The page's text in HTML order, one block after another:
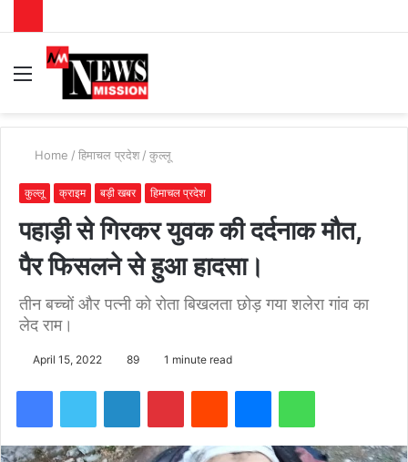
Menu
Home / हिमाचल प्रदेश / कुल्लू
कुल्लू क्राइम बड़ी खबर हिमाचल प्रदेश
पहाड़ी से गिरकर युवक की दर्दनाक मौत,
पैर फिसलने से हुआ हादसा।
तीन बच्चों और पत्नी को रोता बिखलता छोड़ गया शलेरा गांव का
लेद राम।
April 15, 2022 89 1 minute read